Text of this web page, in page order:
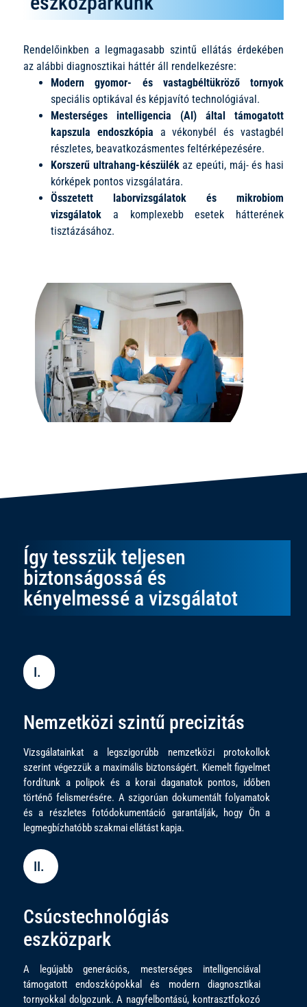
Rendelőinkben a legmagasabb szintű ellátás érdekében
az alábbi diagnosztikai háttér áll rendelkezésre:
Modern gyomor- és vastagbéltükröző tornyok
speciális optikával és képjavító technológiával.
Mesterséges intelligencia (AI) által támogatott
kapszula endoszkópia a vékonybél és vastagbél
részletes, beavatkozásmentes feltérképezésére.
Korszerű ultrahang-készülékaz epeúti, máj- és hasi
kórképek pontos vizsgálatára.
Összetett laborvizsgálatok és mikrobiom
vizsgálatok a komplexebb esetek hátterének
tisztázásához.
Így tesszük teljesen
biztonságossá és
kényelmessé a vizsgálatot
I.
Nemzetközi szintű precizitás
Vizsgálatainkat a legszigorúbb nemzetközi protokollok
szerint végezzük a maximális biztonságért. Kiemelt figyelmet
fordítunk a polipok és a korai daganatok pontos, időben
történő felismerésére. A szigorúan dokumentált folyamatok
és a részletes fotódokumentáció garantálják, hogy Ön a
legmegbízhatóbb szakmai ellátást kapja.
II.
Csúcstechnológiás
eszközpark
A legújabb generációs, mesterséges intelligenciával
támogatott endoszkópokkal és modern diagnosztikai
tornyokkal dolgozunk. A nagyfelbontású, kontrasztfokozó